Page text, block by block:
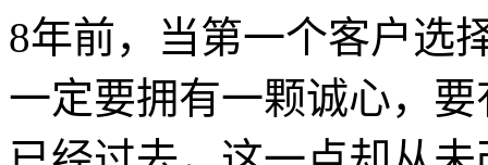
8年前，当第一个客户选
一定要拥有一颗诚心，